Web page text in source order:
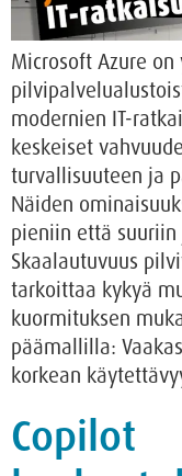
Microsoft Azure
modernien IT-
keskeiset
turvallisuuteen ja
Näiden
pieniin että
Skaalautuvuus
tarkoittaa kykyä
kuormituksen
päämallilla:
korkean
Copilot